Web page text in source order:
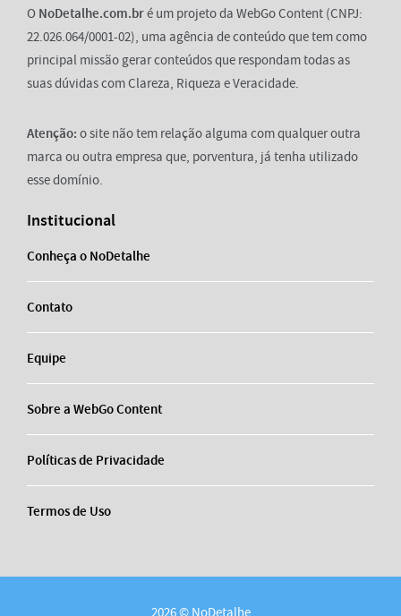
O NoDetalhe.com.bré um projeto da WebGo Content (CNPJ:
22.026.064/0001-02), uma agência de conteúdo que tem como
principal missão gerar conteúdos que respondam todas as
suas dúvidas com Clareza, Riqueza e Veracidade.
Atenção: o site não tem relação alguma com qualquer outra
marca ou outra empresa que, porventura, já tenha utilizado
esse domínio.
Institucional
Conheça o NoDetalhe
Contato
Equipe
Sobre a WebGo Content
Políticas de Privacidade
Termos de Uso